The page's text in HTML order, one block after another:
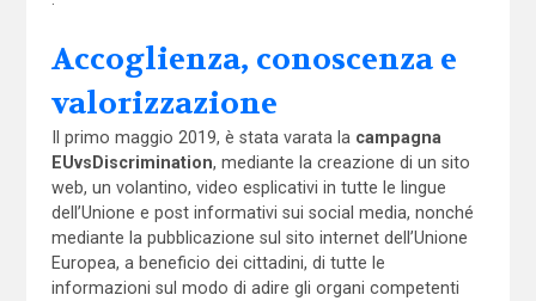
Accoglienza, conoscenza e
valorizzazione
Il primo maggio 2019, è stata varata la campagna
EUvsDiscrimination, mediante la creazione di un sito
web, un volantino, video esplicativi in tutte le lingue
dell’Unione e post informativi sui social media, nonché
mediante la pubblicazione sul sito internet dell’Unione
Europea, a beneficio dei cittadini, di tutte le
informazioni sul modo di adire gli organi competenti